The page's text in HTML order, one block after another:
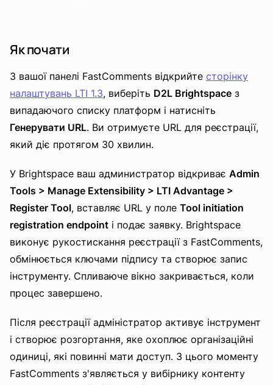
Як почати
З вашої панелі FastComments відкрийте сторінку
налаштувань LTI 1.3, виберіть D2L Brightspace з
випадаючого списку платформ і натисніть
Генерувати URL. Ви отримуєте URL для реєстрації,
який діє протягом 30 хвилин.
У Brightspace ваш администратор відкриває Admin
Tools > Manage Extensibility > LTI Advantage >
Register Tool, вставляє URL у поле Tool initiation
registration endpoint і подає заявку. Brightspace
виконує рукостискання реєстрації з FastComments,
обмінюється ключами підпису та створює запис
інструменту. Спливаюче вікно закривається, коли
процес завершено.
Після реєстрації адміністратор активує інструмент
і створює розгортання, яке охоплює організаційні
одиниці, які повинні мати доступ. З цього моменту
FastComments з'являється у вибірнику контенту